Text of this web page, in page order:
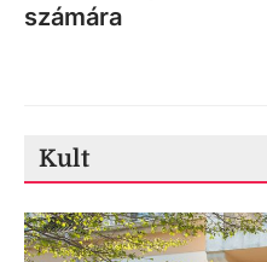
számára
Kult